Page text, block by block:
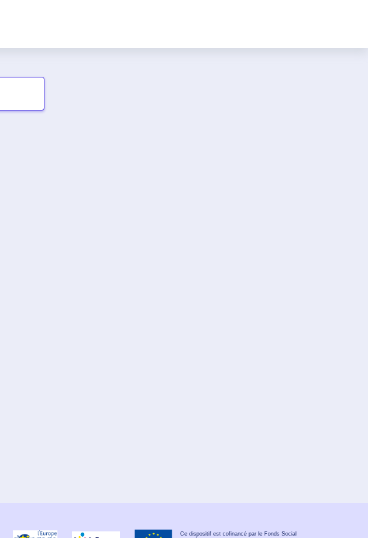
Ce dispositif est cofinancé par le Fonds Social